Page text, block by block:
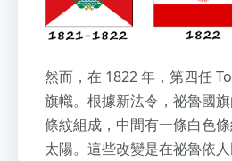
然而，在 1822 年，第四任
旗幟。根據新法令，祕魯國
條紋組成，中間有一條白色
太陽。這些改變是在祕魯依